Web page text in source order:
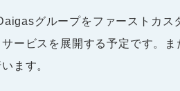
グループをファーストカス
ービスを展開する予定です。
ます。